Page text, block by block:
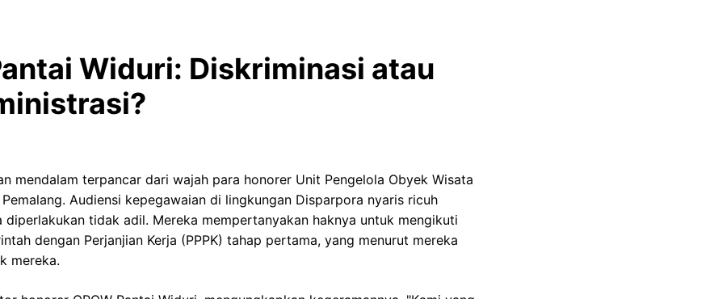
Widuri: Diskriminasi atau
mendalam terpancar dari wajah para honorer Unit Pengelola Obyek Wisata
Audiensi kepegawaian di lingkungan Disparpora nyaris ricuh
diperlakukan tidak adil. Mereka mempertanyakan haknya untuk mengikuti
dengan Perjanjian Kerja (PPPK) tahap pertama, yang menurut mereka
mereka.